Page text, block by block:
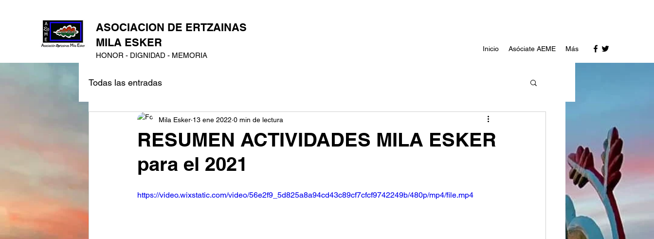
ASOCIACION DE ERTZAINAS
MILA ESKER
HONOR - DIGNIDAD - MEMORIA
Inicio Asóciate AEME Más
Todas las entradas
RESUMEN ACTIVIDADES MILA ESKER
para el 2021
Mila Esker 13 ene 2022 0 min de lectura
https://video.wixstatic.com/video/56e2f9_5d825a8a94cd43c89cf7cfcf9742249b/480p/mp4/file.mp4